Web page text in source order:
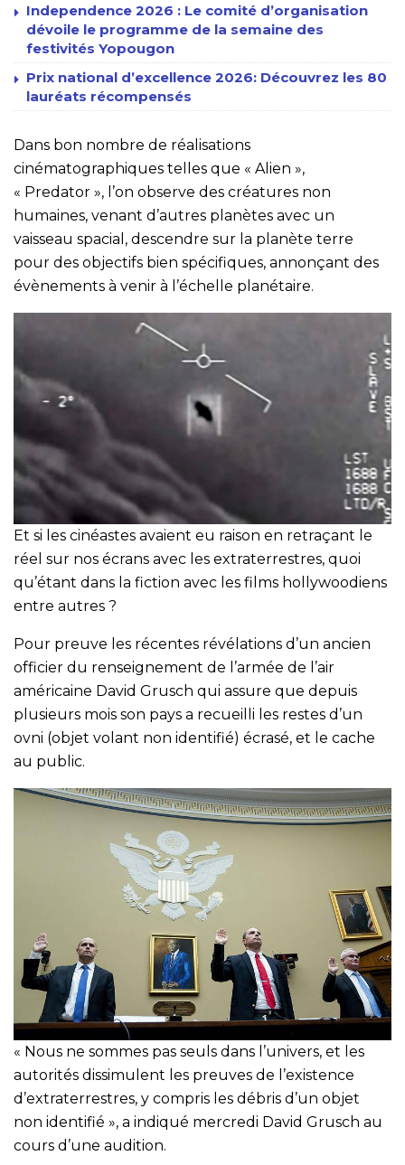
Independence 2026 : Le comité d’organisation
dévoile le programme de la semaine des
festivités Yopougon
Prix national d’excellence 2026: Découvrez les 80
lauréats récompensés
Dans bon nombre de réalisations
cinématographiques telles que « Alien »,
« Predator », l’on observe des créatures non
humaines, venant d’autres planètes avec un
vaisseau spacial, descendre sur la planète terre
pour des objectifs bien spécifiques, annonçant des
évènements à venir à l’échelle planétaire.
Et si les cinéastes avaient eu raison en retraçant le
réel sur nos écrans avec les extraterrestres, quoi
qu’étant dans la fiction avec les films hollywoodiens
entre autres ?
Pour preuve les récentes révélations d’un ancien
officier du renseignement de l’armée de l’air
américaine David Grusch qui assure que depuis
plusieurs mois son pays a recueilli les restes d’un
ovni (objet volant non identifié) écrasé, et le cache
au public.
« Nous ne sommes pas seuls dans l’univers, et les
autorités dissimulent les preuves de l’existence
d’extraterrestres, y compris les débris d’un objet
non identifié », a indiqué mercredi David Grusch au
cours d’une audition.